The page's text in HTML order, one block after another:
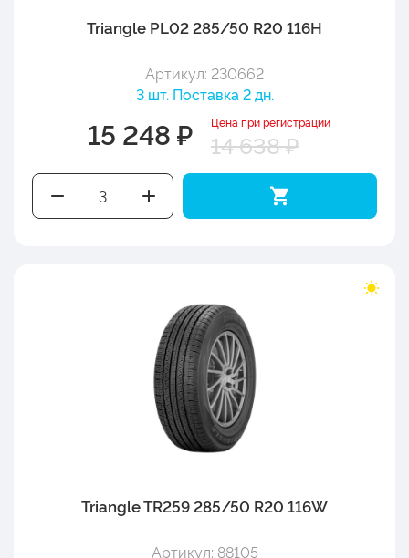
Triangle PL02 285/50 R20 116H
Артикул: 230662
3 шт. Поставка 2 дн.
15 248 ₽ Цена при регистрации
14 638 ₽
Triangle TR259 285/50 R20 116W
Артикул: 88105